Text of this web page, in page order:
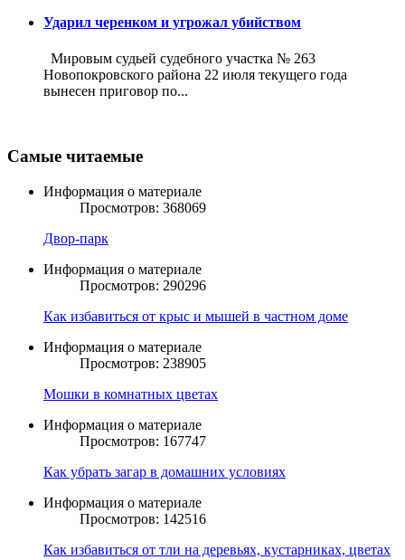
Ударил черенком и угрожал убийством
Мировым судьей судебного участка № 263
Новопокровского района 22 июля текущего года
вынесен приговор по...
Самые читаемые
Информация о материале
Просмотров: 368069
Двор-парк
Информация о материале
Просмотров: 290296
Как избавиться от крыс и мышей в частном доме
Информация о материале
Просмотров: 238905
Мошки в комнатных цветах
Информация о материале
Просмотров: 167747
Как убрать загар в домашних условиях
Информация о материале
Просмотров: 142516
Как избавиться от тли на деревьях, кустарниках, цветах